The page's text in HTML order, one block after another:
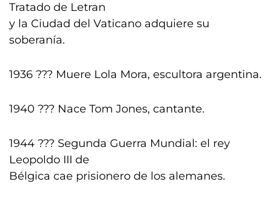
Tratado de Letran
y la Ciudad del Vaticano adquiere su
soberanía.
1936 ??? Muere Lola Mora, escultora argentina.
1940 ??? Nace Tom Jones, cantante.
1944 ??? Segunda Guerra Mundial: el rey
Leopoldo III de
Bélgica cae prisionero de los alemanes.